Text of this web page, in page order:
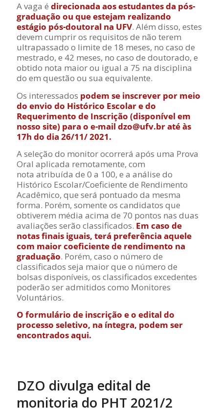
A vaga é direcionada aos estudantes da pós-
graduação ou que estejam realizando
estágio pós-doutoral na UFV. Além disso, estes
devem cumprir os requisitos de não terem
ultrapassado o limite de 18 meses, no caso de
mestrado, e 42 meses, no caso de doutorado, e
obtido nota maior ou igual a 75 na disciplina
do em questão ou sua equivalente.
Os interessados podem se inscrever por meio
do envio do Histórico Escolar e do
Requerimento de Inscrição (disponível em
nosso site) para o e-mail dzo@ufv.br até às
17h do dia 26/11/ 2021.
A seleção do monitor ocorrerá após uma Prova
Oral aplicada remotamente, com
nota atribuída de 0 a 100, e a análise do
Histórico Escolar/Coeficiente de Rendimento
Acadêmico, que será pontuado da mesma
forma. Porém, somente os candidatos que
obtiverem média acima de 70 pontos nas duas
avaliações serão classificados. Em caso de
notas finais iguais, terá preferência aquele
com maior coeficiente de rendimento na
graduação. Porém, caso o número de
classificados seja maior que o número de
bolsas disponíveis, os classificados excedentes
poderão ser admitidos como Monitores
Voluntários.
O formulário de inscrição e o edital do
processo seletivo, na íntegra, podem ser
encontradosaqui.
DZO divulga edital de
monitoria do PHT 2021/2